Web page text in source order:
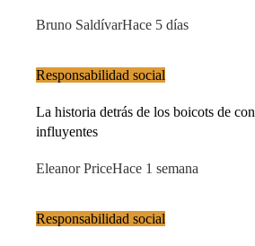
Bruno SaldívarHace 5 días
Responsabilidad social
La historia detrás de los boicots de
influyentes
Eleanor PriceHace 1 semana
Responsabilidad social